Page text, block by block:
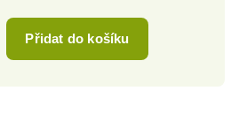
Přidat do košíku